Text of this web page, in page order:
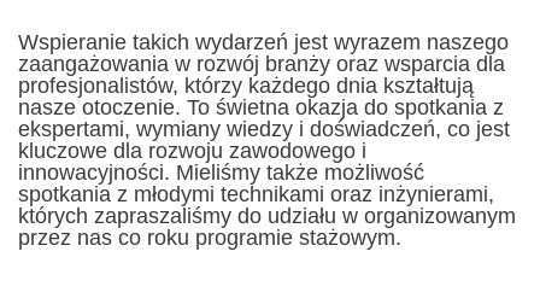
Wspieranie takich wydarzeń jest wyrazem naszego
zaangażowania w rozwój branży oraz wsparcia dla
profesjonalistów, którzy każdego dnia kształtują
nasze otoczenie. To świetna okazja do spotkania z
ekspertami, wymiany wiedzy i doświadczeń, co jest
kluczowe dla rozwoju zawodowego i
innowacyjności. Mieliśmy także możliwość
spotkania z młodymi technikami oraz inżynierami,
których zapraszaliśmy do udziału w organizowanym
przez nas co roku programie stażowym.